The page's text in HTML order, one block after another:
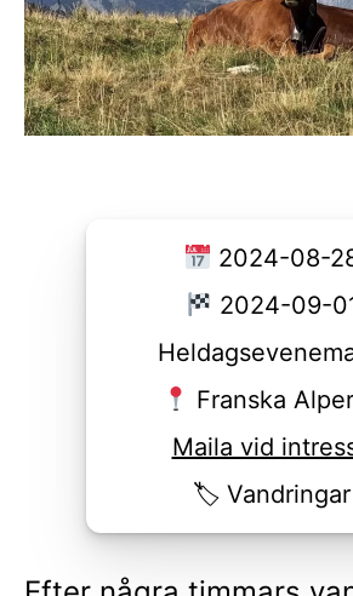
2024-08-
2024-09-
Franska
Maila vid
Vandringar